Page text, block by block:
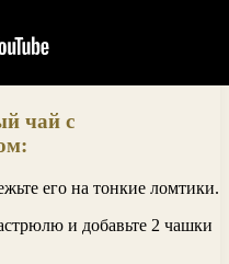
чай с
его на тонкие ломтики.
и добавьте 2 чашки